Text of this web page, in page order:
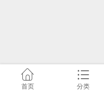
首页 分类